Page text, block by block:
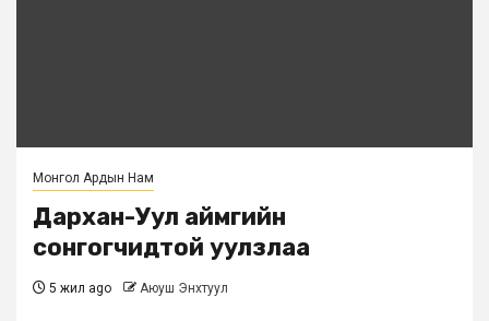
Монгол Ардын Нам
Дархан-Уул аймгийн
сонгогчидтой уулзлаа
5 жил ago Аюуш Энхтуул